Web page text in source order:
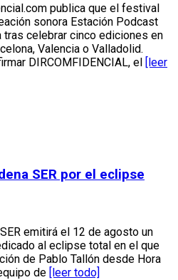
publica que el festival
sonora Estación Podcast
tras celebrar cinco ediciones en
Valencia o Valladolid.
DIRCOMFIDENCIAL, el [leer
SER por el eclipse
emitirá el 12 de agosto un
al eclipse total en el que
de Pablo Tallón desde Hora
de [leer todo]